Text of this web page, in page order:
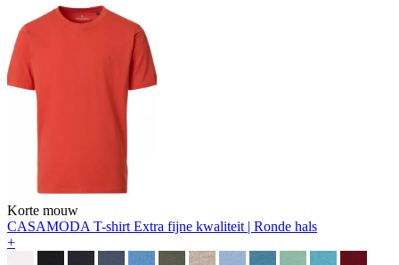
Korte mouw
CASAMODA T-shirt Extra fijne kwaliteit | Ronde hals
+